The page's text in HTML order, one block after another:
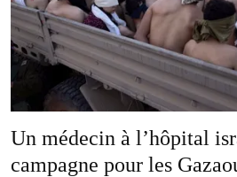
Un médecin à l’hôpital
campagne pour les